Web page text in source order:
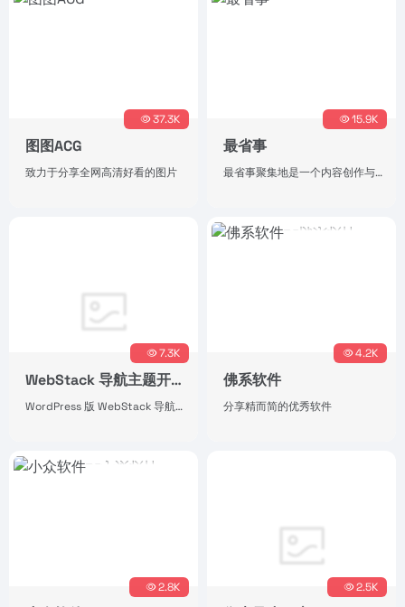
图图ACG
致力于分享全网高清好看的图片
37.3K
最省事
最省事聚集地是一个内容创作与分享社区，专注收集和分享负责任、有智趣、贴近生活的内容。
15.9K
WebStack 导航主题开源版
WordPress 版 WebStack 导航主题，开源版下载地址。
7.3K
佛系软件
分享精而简的优秀软件
4.2K
2.8K 2.5K